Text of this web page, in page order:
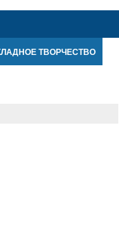
ТВОРЧЕСТВО